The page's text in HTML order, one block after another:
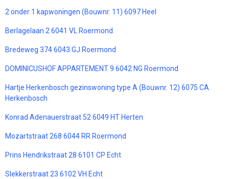
2 onder 1 kapwoningen (Bouwnr. 11) 6097 Heel
Berlagelaan 2 6041 VL Roermond
Bredeweg 374 6043 GJ Roermond
DOMINICUSHOF APPARTEMENT 9 6042 NG Roermond
Hartje Herkenbosch gezinswoning type A (Bouwnr. 12) 6075 CA
Herkenbosch
Konrad Adenauerstraat 52 6049 HT Herten
Mozartstraat 268 6044 RR Roermond
Prins Hendrikstraat 28 6101 CP Echt
Slekkerstraat 23 6102 VH Echt